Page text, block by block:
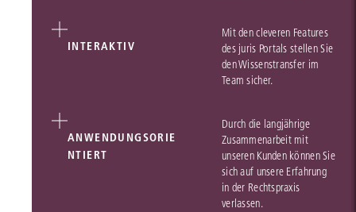
INTERAKTIV
Mit den cleveren Features
des juris Portals stellen Sie
den Wissenstransfer im
Team sicher.
ANWENDUNGSORIE
NTIERT
Durch die langjährige
Zusammenarbeit mit
unseren Kunden können Sie
sich auf unsere Erfahrung
in der Rechtspraxis
verlassen.